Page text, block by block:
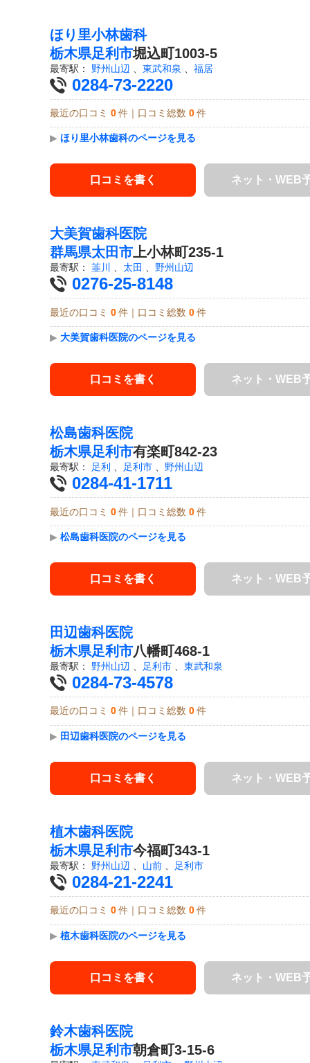
ほり里小林歯科
栃木県足利市堀込町1003-5
最寄駅： 野州山辺 東武和泉 福居
0284-73-2220
最近の口コミ 0 件｜口コミ総数 0 件
▶ ほり里小林歯科のページを見る
口コミを書く ネット・WEB
大美賀歯科医院
群馬県太田市上小林町235-1
最寄駅： 韮川 、 太田 、 野州山辺
0276-25-8148
最近の口コミ 0 件｜口コミ総数 0 件
▶ 大美賀歯科医院のページを見る
口コミを書く ネット・WEB
松島歯科医院
栃木県足利市有楽町842-23
最寄駅： 足利 、 足利市 、 野州山辺
0284-41-1711
最近の口コミ 0 件｜口コミ総数 0 件
▶ 松島歯科医院のページを見る
口コミを書く ネット・WEB
田辺歯科医院
栃木県足利市八幡町468-1
最寄駅： 野州山辺 足利市 東武和泉
0284-73-4578
最近の口コミ 0 件｜口コミ総数 0 件
▶ 田辺歯科医院のページを見る
口コミを書く ネット・WEB
植木歯科医院
栃木県足利市今福町343-1
最寄駅： 野州山辺 山前 足利市
0284-21-2241
最近の口コミ 0 件｜口コミ総数 0 件
▶ 植木歯科医院のページを見る
口コミを書く ネット・WEB
鈴木歯科医院
栃木県足利市朝倉町3-15-6